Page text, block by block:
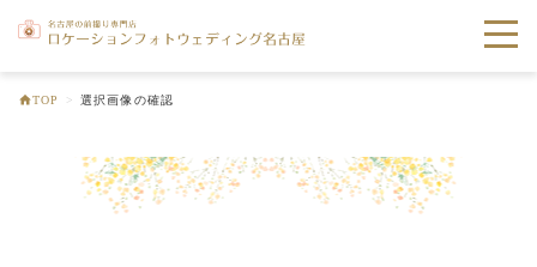
toggle
TOP > 選択画像の確認